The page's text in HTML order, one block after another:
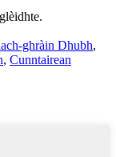
ghràin Dhubh,
, Cunntairean